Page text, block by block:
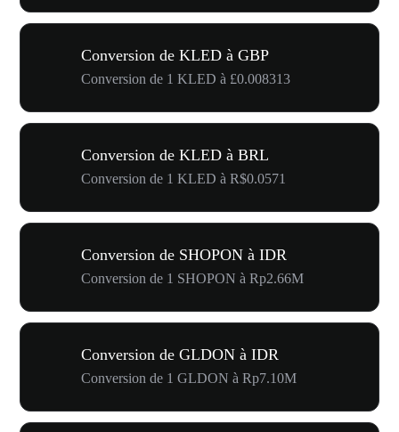
Conversion de KLED à GBP
Conversion de 1 KLED à £0.008313
Conversion de KLED à BRL
Conversion de 1 KLED à R$0.0571
Conversion de SHOPON à IDR
Conversion de 1 SHOPON à Rp2.66M
Conversion de GLDON à IDR
Conversion de 1 GLDON à Rp7.10M